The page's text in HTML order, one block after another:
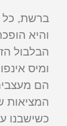
ברשת,
והיא
הבלבול
ומיס
הם
המציאות
כשישבנו